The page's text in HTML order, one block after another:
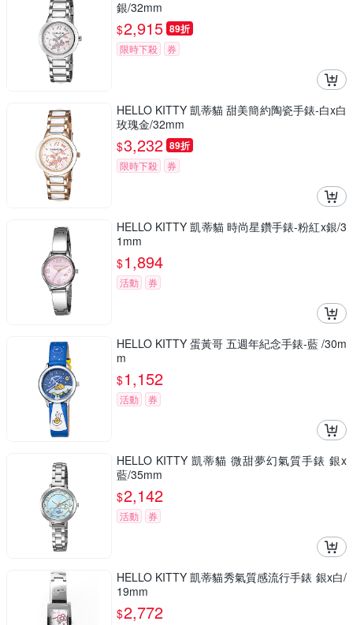
銀/32mm
$2,915 89折
限時下殺 券
HELLO KITTY 凱蒂貓 甜美簡約陶瓷手錶-白x白
玫瑰金/32mm
$3,232 89折
限時下殺 券
HELLO KITTY 凱蒂貓 時尚星鑽手錶-粉紅x銀/3
1mm
$1,894
活動 券
HELLO KITTY 蛋黃哥 五週年紀念手錶-藍 /30m
m
$1,152
活動 券
HELLO KITTY 凱蒂貓 微甜夢幻氣質手錶 銀x
藍/35mm
$2,142
活動 券
HELLO KITTY 凱蒂貓秀氣質感流行手錶 銀x白/
19mm
$2,772